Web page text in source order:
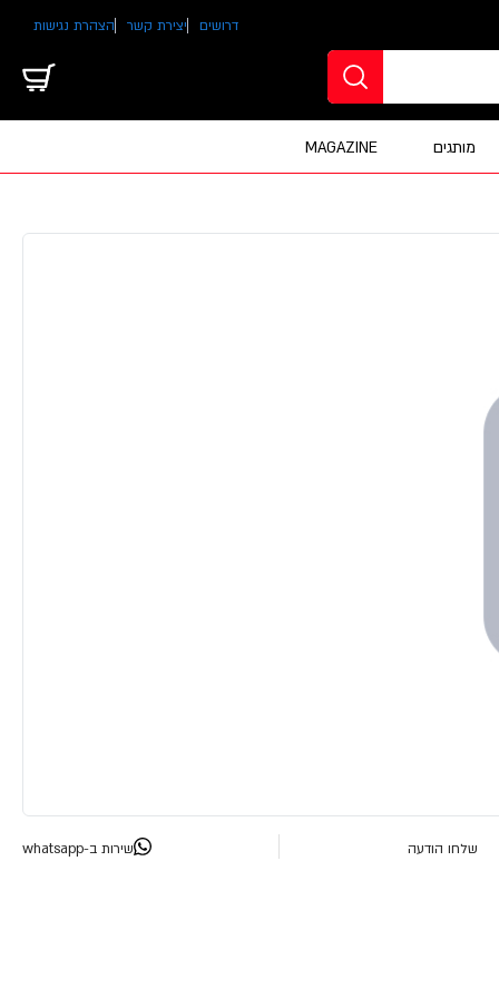
דרושים יצירת קשר הצהרת נגישות
מותגים MAGAZINE
שלחו הודעה שירות ב-whatsapp